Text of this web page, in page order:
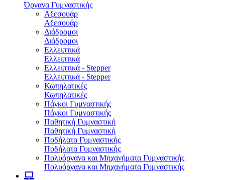
Όργανα Γυμναστικής
Αξεσουάρ
Αξεσουάρ
Διάδρομοι
Διάδρομοι
Ελλειπτικά
Ελλειπτικά
Ελλειπτικά - Stepper
Ελλειπτικά - Stepper
Κωπηλατικές
Κωπηλατικές
Πάγκοι Γυμναστικής
Πάγκοι Γυμναστικής
Παθητική Γυμναστική
Παθητική Γυμναστική
Ποδήλατα Γυμναστικής
Ποδήλατα Γυμναστικής
Πολυόργανα και Μηχανήματα Γυμναστικής
Πολυόργανα και Μηχανήματα Γυμναστικής